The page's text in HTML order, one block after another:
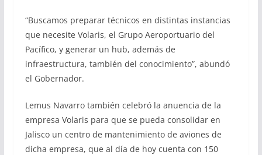
“Buscamos preparar técnicos en distintas instancias
que necesite Volaris, el Grupo Aeroportuario del
Pacífico, y generar un hub, además de
infraestructura, también del conocimiento”, abundó
el Gobernador.
Lemus Navarro también celebró la anuencia de la
empresa Volaris para que se pueda consolidar en
Jalisco un centro de mantenimiento de aviones de
dicha empresa, que al día de hoy cuenta con 150